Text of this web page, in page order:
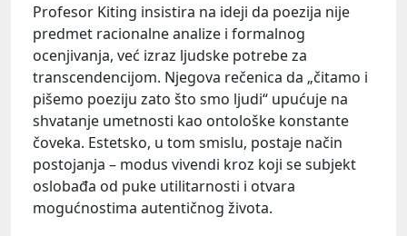
Profesor Kiting insistira na ideji da poezija nije
predmet racionalne analize i formalnog
ocenjivanja, već izraz ljudske potrebe za
transcendencijom. Njegova rečenica da „čitamo i
pišemo poeziju zato što smo ljudi“ upućuje na
shvatanje umetnosti kao ontološke konstante
čoveka. Estetsko, u tom smislu, postaje način
postojanja – modus vivendi kroz koji se subjekt
oslobađa od puke utilitarnosti i otvara
mogućnostima autentičnog života.